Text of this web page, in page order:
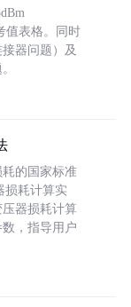
值表格。同时
器问题）及
的国家标准
损耗计算实
器损耗计算
数，指导用户